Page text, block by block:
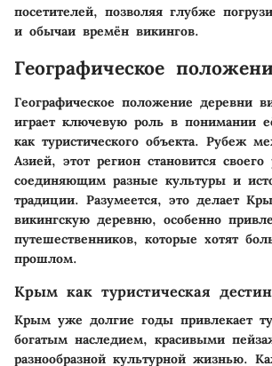
посетителей, позволяя глубже
и обычаи времён викингов.
Географическое
Географическое положение деревни
играет ключевую роль в понимании
как туристического объекта. Рубеж
Азией, этот регион становится
соединяющим разные культуры и
традиции. Разумеется, это делает
викингскую деревню, особенно
путешественников, которые хотят
прошлом.
Крым как туристическая
Крым уже долгие годы привлекает
богатым наследием, красивыми
разнообразной культурной жизнью.